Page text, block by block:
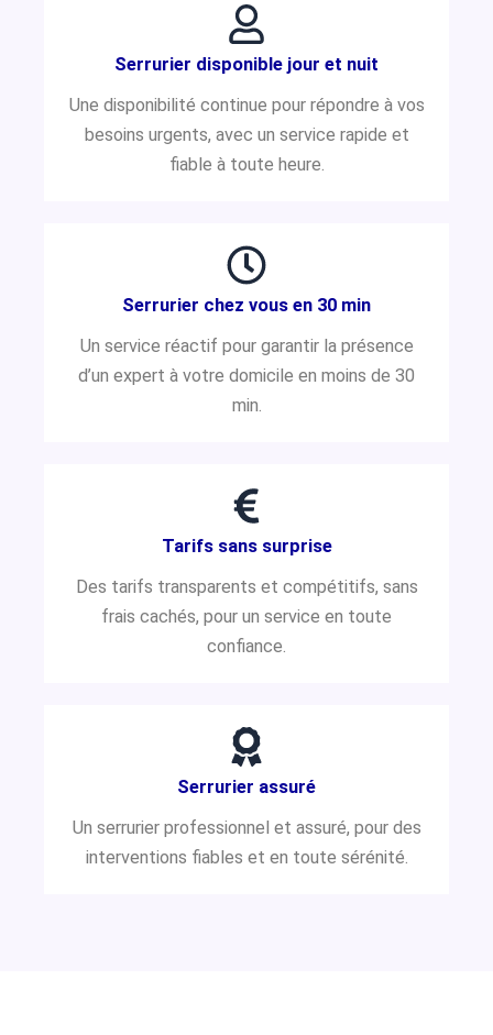
Serrurier disponible jour et nuit
Une disponibilité continue pour répondre à vos
besoins urgents, avec un service rapide et
fiable à toute heure.
Serrurier chez vous en 30 min
Un service réactif pour garantir la présence
d’un expert à votre domicile en moins de 30
min.
Tarifs sans surprise
Des tarifs transparents et compétitifs, sans
frais cachés, pour un service en toute
confiance.
Serrurier assuré
Un serrurier professionnel et assuré, pour des
interventions fiables et en toute sérénité.